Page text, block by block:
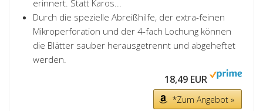
erinnert. Statt Karos...
Durch die spezielle Abreißhilfe, der extra-feinen
Mikroperforation und der 4-fach Lochung können
die Blätter sauber herausgetrennt und abgeheftet
werden.
18,49 EUR
*Zum Angebot »